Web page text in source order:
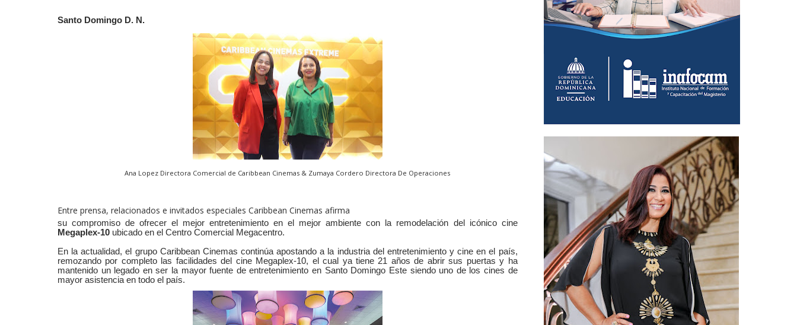
Santo Domingo D. N.
Ana Lopez Directora Comercial de Caribbean Cinemas & Zumaya Cordero Directora De Operaciones
Entre prensa, relacionados e invitados especiales Caribbean Cinemas afirma
su compromiso de ofrecer el mejor entretenimiento en el mejor ambiente con la remodelación del icónico cine
Megaplex-10 ubicado en el Centro Comercial Megacentro.
En la actualidad, el grupo Caribbean Cinemas continúa apostando a la industria del entretenimiento y cine en el país,
remozando por completo las facilidades del cine Megaplex-10, el cual ya tiene 21 años de abrir sus puertas y ha
mantenido un legado en ser la mayor fuente de entretenimiento en Santo Domingo Este siendo uno de los cines de
mayor asistencia en todo el país.